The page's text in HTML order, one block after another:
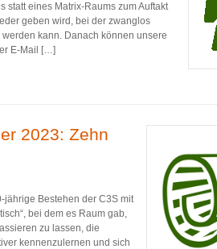
statt eines Matrix-Raums zum Auftakt
geben wird, bei der zwanglos
kann. Danach können unsere
E-Mail […]
2023: Zehn
jährige Bestehen der C3S mit
bei dem es Raum gab,
zu lassen, die
kennenzulernen und sich